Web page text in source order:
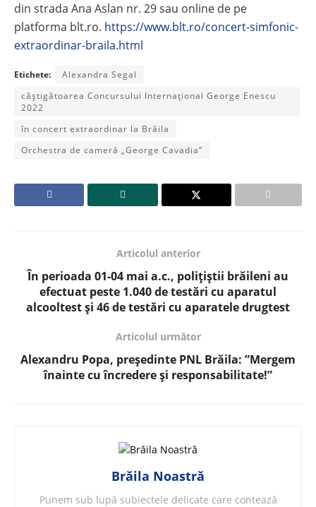
din strada Ana Aslan nr. 29 sau online de pe
platforma blt.ro. https://www.blt.ro/concert-simfonic-
extraordinar-braila.html
Etichete:
Alexandra Segal
câștigătoarea Concursului Internațional George Enescu
2022
în concert extraordinar la Brăila
Orchestra de cameră „George Cavadia”
Articolul anterior
În perioada 01-04 mai a.c., polițiștii brăileni au
efectuat peste 1.040 de testări cu aparatul
alcooltest și 46 de testări cu aparatele drugtest
Articolul următor
Alexandru Popa, președinte PNL Brăila: ”Mergem
înainte cu încredere și responsabilitate!”
Brăila Noastră
Punem sub lupă subiectele delicate care contează